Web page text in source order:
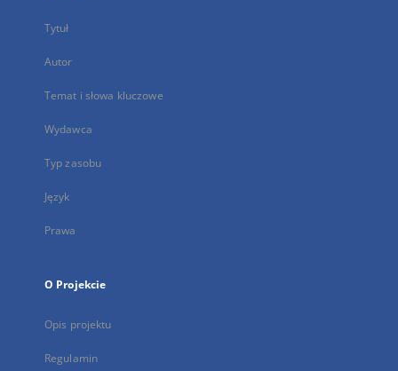
Tytuł
Autor
Temat i słowa kluczowe
Wydawca
Typ zasobu
Język
Prawa
O Projekcie
Opis projektu
Regulamin